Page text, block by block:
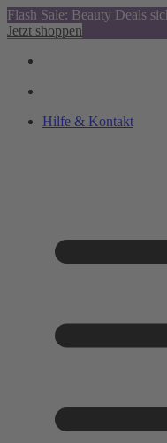
Flash Sale: Beauty Deals
Jetzt shoppen
Hilfe & Kontakt